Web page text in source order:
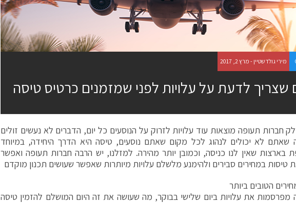
מירי גולדשטיין - מרץ 2, 2017
שצריך לדעת על עלויות לפני שמזמנים כרטיס טיסה
חברות תעופה מוצאות עוד עלויות לזרוק על הנוסעים כל יום, הדברים לא נעשים זולים
שאתם לא יכולים לנהוג לכל מקום שאתם נוסעים, טיסה היא הדרך היחידה, במיוחד
בארצות שאין לנו כניסה, וכמובן יותר מהירה. למזלנו, יש הרבה חברות תעופה ואפשר
טיסות במחירים סבירים ולהימנע מלשלם עלויות מיותרות שאפשר שעושים תכנון מוקדם
הטובים ביותר
מפרסמות את עלויות ביום שלישי בבוקר, מה שעושה את זה היום המושלם להזמין טיסה